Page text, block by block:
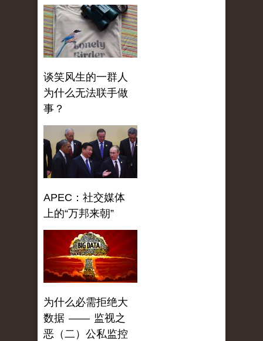
谈笑风生的一群人
为什么无法联手做
事？
APEC：社交媒体
上的“万邦来朝”
为什么必需拒绝大
数据 —— 监视之
恶（二）公私监控